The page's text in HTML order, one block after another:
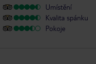
Umístění
Kvalita spánku
Pokoje